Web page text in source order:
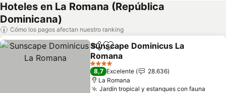
Hoteles en La Romana (República
Dominicana)
Cómo los pagos afectan nuestro ranking
CompartirAgregar a favoritos
Sunscape Dominicus La
Romana
4 Estrellas
8,7 Excelente
28.636
La Romana
Jardín tropical y estanques con fauna